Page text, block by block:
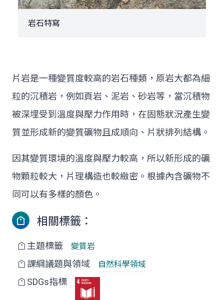
岩石特寫
片岩是一種變質度較高的岩石種類，原岩大都為細
粒的沉積岩，例如頁岩、泥岩、砂岩等，當沉積物
被深埋受到溫度與壓力作用時，在固態狀況產生變
質並形成新的變質礦物且成順向、片狀排列結構。
因其變質環境的溫度與壓力較高，所以新形成的礦
物顆粒較大，片理構造也較緻密。根據內含礦物不
同可以有多樣的顏色。
相關標籤：
主題標籤 變質岩
課綱議題與領域 自然科學領域
SDGs指標